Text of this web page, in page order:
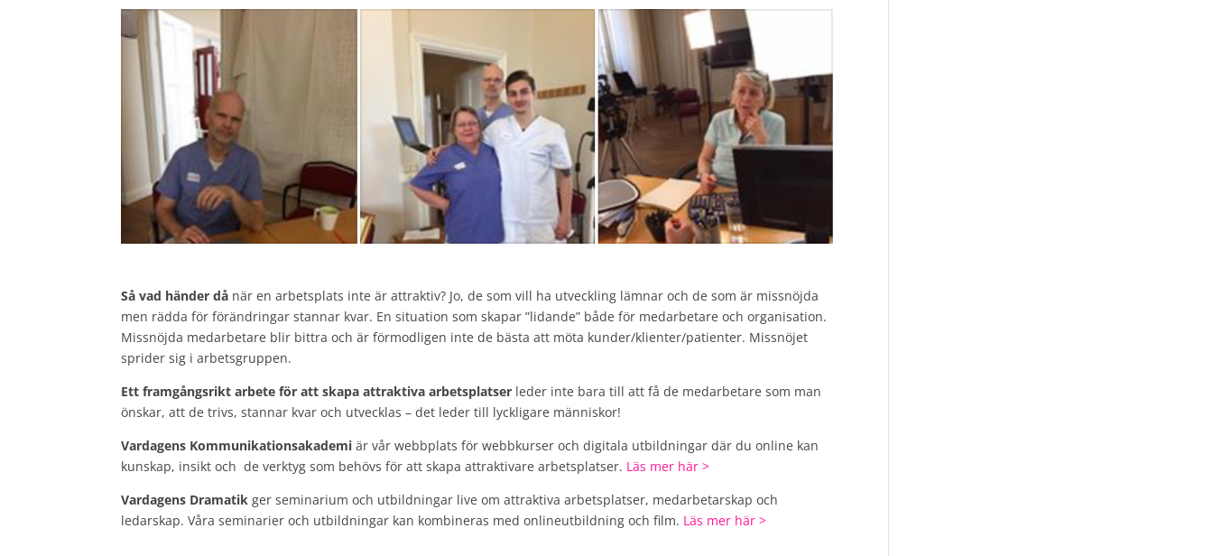
Så vad händer då när en arbetsplats inte är attraktiv? Jo, de som vill ha utveckling lämnar och de som är missnöjda
men rädda för förändringar stannar kvar. En situation som skapar ”lidande” både för medarbetare och organisation.
Missnöjda medarbetare blir bittra och är förmodligen inte de bästa att möta kunder/klienter/patienter. Missnöjet
sprider sig i arbetsgruppen.
Ett framgångsrikt arbete för att skapa attraktiva arbetsplatser leder inte bara till att få de medarbetare som man
önskar, att de trivs, stannar kvar och utvecklas – det leder till lyckligare människor!
Vardagens Kommunikationsakademi är vår webbplats för webbkurser och digitala utbildningar där du online kan
kunskap, insikt och de verktyg som behövs för att skapa attraktivare arbetsplatser. Läs mer här >
Vardagens Dramatik ger seminarium och utbildningar live om attraktiva arbetsplatser, medarbetarskap och
ledarskap. Våra seminarier och utbildningar kan kombineras med onlineutbildning och film. Läs mer här >